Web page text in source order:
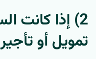
2) إذا كانت
تمويل أو